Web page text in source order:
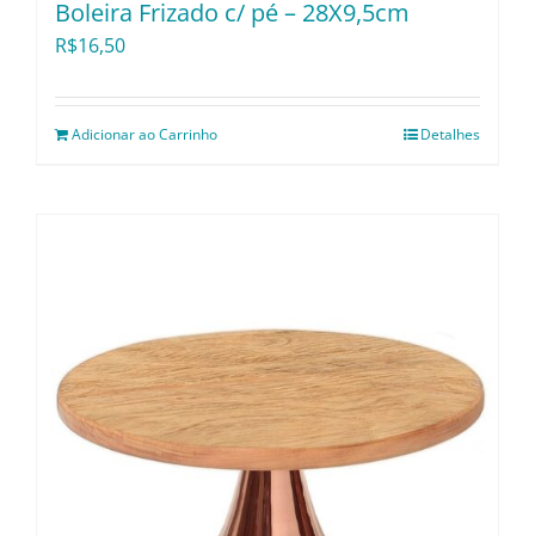
Boleira Frizado c/ pé – 28X9,5cm
R$16,50
Adicionar ao Carrinho Detalhes